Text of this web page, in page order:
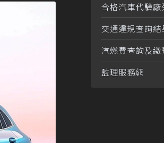
合格汽車代驗廠
交通違規查詢結
汽燃費查詢及繳
監理服務網